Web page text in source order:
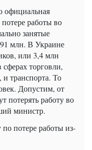
работы во
занятые
млн. В Украине
или 3,4 млн
сферах торговли,
и транспорта. То
Допустим, от
потерять работу во
министр.
потере работы из-